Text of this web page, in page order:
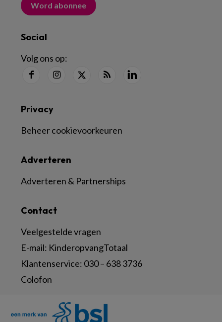
Word abonnee
Social
Volg ons op:
Contact
Veelgestelde vragen
E-mail: KinderopvangTotaal
Klantenservice: 030 – 638 3736
Colofon
Adverteren
Adverteren & Partnerships
Privacy
Beheer cookievoorkeuren